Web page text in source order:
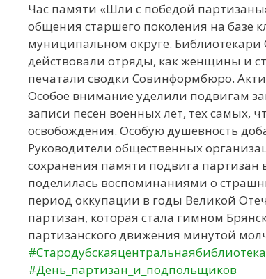
Час памяти «Шли с победой
общения старшего поколения на базе
муниципальном округе. Библиотекари
действовали отряды, как женщины и
печатали сводки Совинформбюро.
Особое внимание уделили подвигам
записи песен военных лет, тех самых,
освобождения. Особую душевность
Руководители общественных
сохранения памяти подвига
поделилась воспоминаниями о
период оккупации в годы Великой
партизан, которая стала гимном
партизанского движения минутой
#Стародубскаяцентральнаябиблиотека
#День_партизан_и_подпольщиков